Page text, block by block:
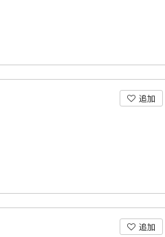
追加
追加